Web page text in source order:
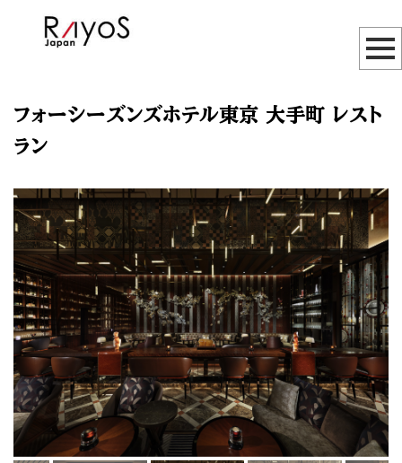
フォーシーズンズホテル東京 大手町 レスト
ラン